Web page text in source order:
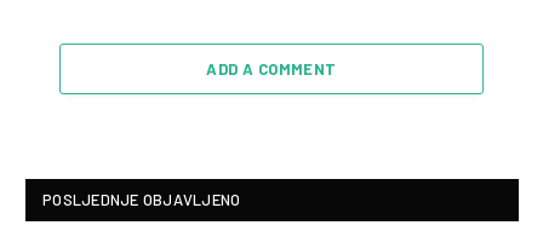
ADD A COMMENT
POSLJEDNJE OBJAVLJENO